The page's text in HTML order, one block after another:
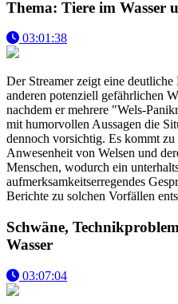
Thema: Tiere im Wasser
03:01:38
Der Streamer zeigt eine
anderen potenziell gefährlichen
nachdem er mehrere "Wels-
mit humorvollen Aussagen die
dennoch vorsichtig. Es kommt
Anwesenheit von Welsen und
Menschen, wodurch ein
aufmerksamkeitserregendes
Berichte zu solchen Vorfällen
Schwäne,
Wasser
03:07:04